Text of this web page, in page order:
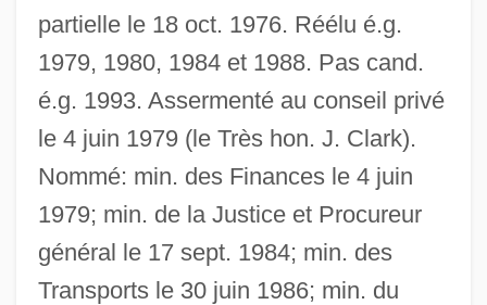
partielle le 18 oct. 1976. Réélu é.g.
1979, 1980, 1984 et 1988. Pas cand.
é.g. 1993. Assermenté au conseil privé
le 4 juin 1979 (le Très hon. J. Clark).
Nommé: min. des Finances le 4 juin
1979; min. de la Justice et Procureur
général le 17 sept. 1984; min. des
Transports le 30 juin 1986; min. du